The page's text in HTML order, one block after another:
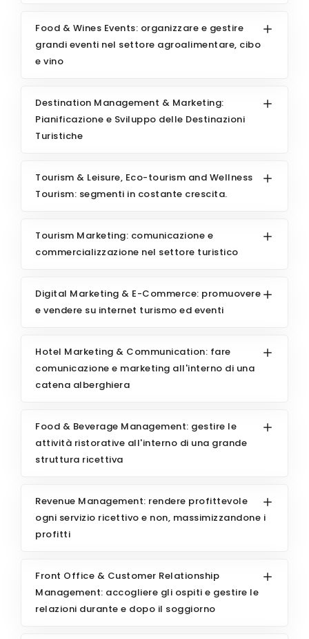
Food & Wines Events: organizzare e gestire
grandi eventi nel settore agroalimentare, cibo
e vino
Destination Management & Marketing:
Pianificazione e Sviluppo delle Destinazioni
Turistiche
Tourism & Leisure, Eco-tourism and Wellness
Tourism: segmenti in costante crescita.
Tourism Marketing: comunicazione e
commercializzazione nel settore turistico
Digital Marketing & E-Commerce: promuovere
e vendere su internet turismo ed eventi
Hotel Marketing & Communication: fare
comunicazione e marketing all'interno di una
catena alberghiera
Food & Beverage Management: gestire le
attività ristorative all'interno di una grande
struttura ricettiva
Revenue Management: rendere profittevole
ogni servizio ricettivo e non, massimizzandone i
profitti
Front Office & Customer Relationship
Management: accogliere gli ospiti e gestire le
relazioni durante e dopo il soggiorno